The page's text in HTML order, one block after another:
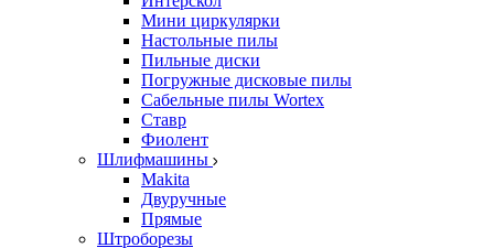
Мини циркулярки
Настольные пилы
Пильные диски
Погружные дисковые пилы
Сабельные пилы Wortex
Ставр
Фиолент
Шлифмашины
Makita
Двуручные
Прямые
Штроборезы